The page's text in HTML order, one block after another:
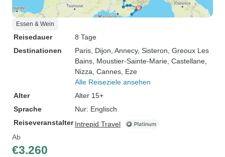
Essen & Wein
Reisedauer
8 Tage
Destinationen
Paris , Dijon , Annecy, Sisteron , Greoux Les
Bains , Moustier-Sainte-Marie , Castellane
Nizza , Cannes , Eze
Alle Reiseziele ansehen
Alter
Alter 15+
Sprache
Nur: Englisch
Reiseveranstalter Intrepid Travel
Ab
€3.260